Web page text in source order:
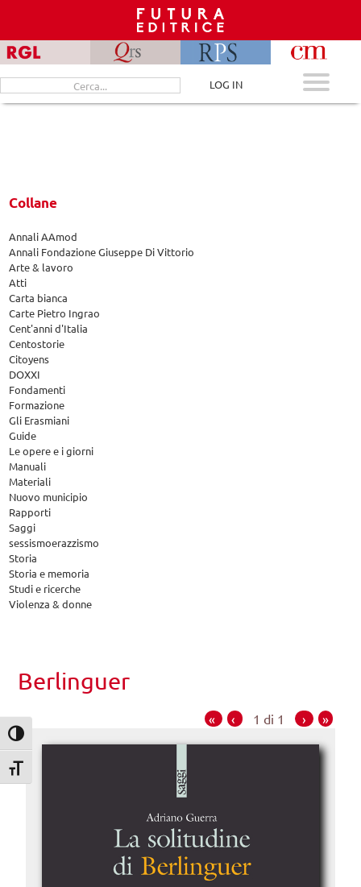
Attiva/disattiva alto contrasto
Attiva/disattiva dimensione testo
content
Cerca
per:
LOG IN
Collane
Annali AAmod
Annali Fondazione Giuseppe Di Vittorio
Arte & lavoro
Atti
Carta bianca
Carte Pietro Ingrao
Cent'anni d'Italia
Centostorie
Citoyens
DOXXI
Fondamenti
Formazione
Gli Erasmiani
Guide
Le opere e i giorni
Manuali
Materiali
Nuovo municipio
Rapporti
Saggi
sessismoerazzismo
Storia
Storia e memoria
Studi e ricerche
Violenza & donne
Berlinguer
« ‹ 1 di 1 › »